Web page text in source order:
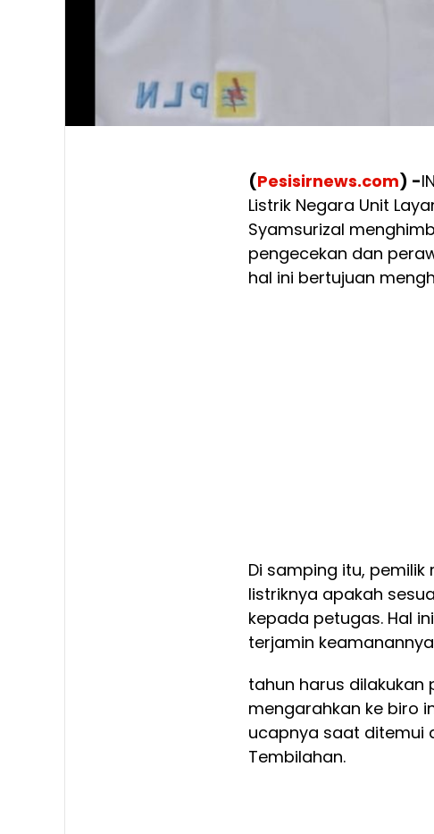
(Pesisirnews.com) -
Listrik Negara Unit
Syamsurizal
pengecekan dan
hal ini bertujuan
Di samping itu,
listriknya apakah
kepada petugas. Hal
terjamin
tahun harus dilakukan
mengarahkan ke biro
ucapnya saat ditemui
Tembilahan.